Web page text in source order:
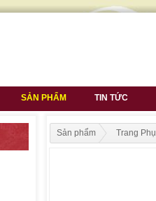
SẢN PHẨM TIN TỨC
Sản phẩm Trang